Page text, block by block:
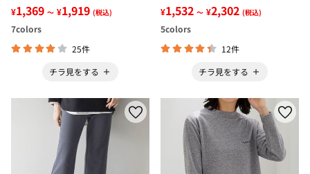
¥1,369 ～ ¥1,919 (税込)
7colors
25件
チラ見をする
¥1,532 ～ ¥2,302 (税込)
5colors
12件
チラ見をする